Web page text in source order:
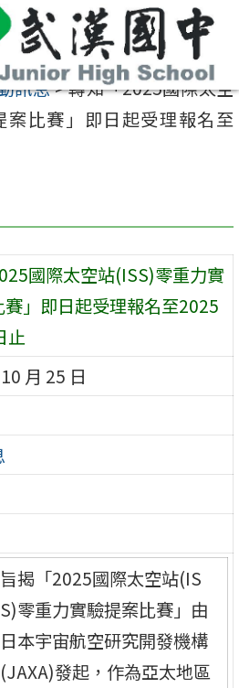
訊息>轉知「2025國際太空
案比賽」即日起受理報名至
國際太空站(ISS)零重力實
」即日起受理報名至2025
止
月 25 日
旨揭「2025國際太空站(IS
S)零重力實驗提案比賽」由
日本宇宙航空研究開發機構
(JAXA)發起，作為亞太地區